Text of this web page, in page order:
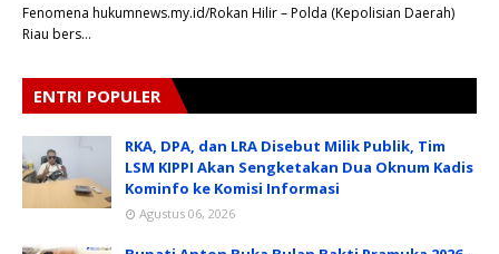
Fenomena hukumnews.my.id/Rokan Hilir – Polda (Kepolisian Daerah)
Riau bers…
ENTRI POPULER
RKA, DPA, dan LRA Disebut Milik Publik, Tim
LSM KIPPI Akan Sengketakan Dua Oknum Kadis
Kominfo ke Komisi Informasi
Agustus 06, 2026